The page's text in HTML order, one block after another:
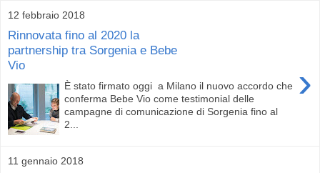
12 febbraio 2018
Rinnovata fino al 2020 la
partnership tra Sorgenia e Bebe
Vio
›
È stato firmato oggi a Milano il nuovo accordo che
conferma Bebe Vio come testimonial delle
campagne di comunicazione di Sorgenia fino al
2...
11 gennaio 2018